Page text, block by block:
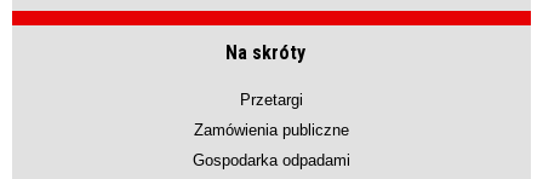
Na skróty
Przetargi
Zamówienia publiczne
Gospodarka odpadami